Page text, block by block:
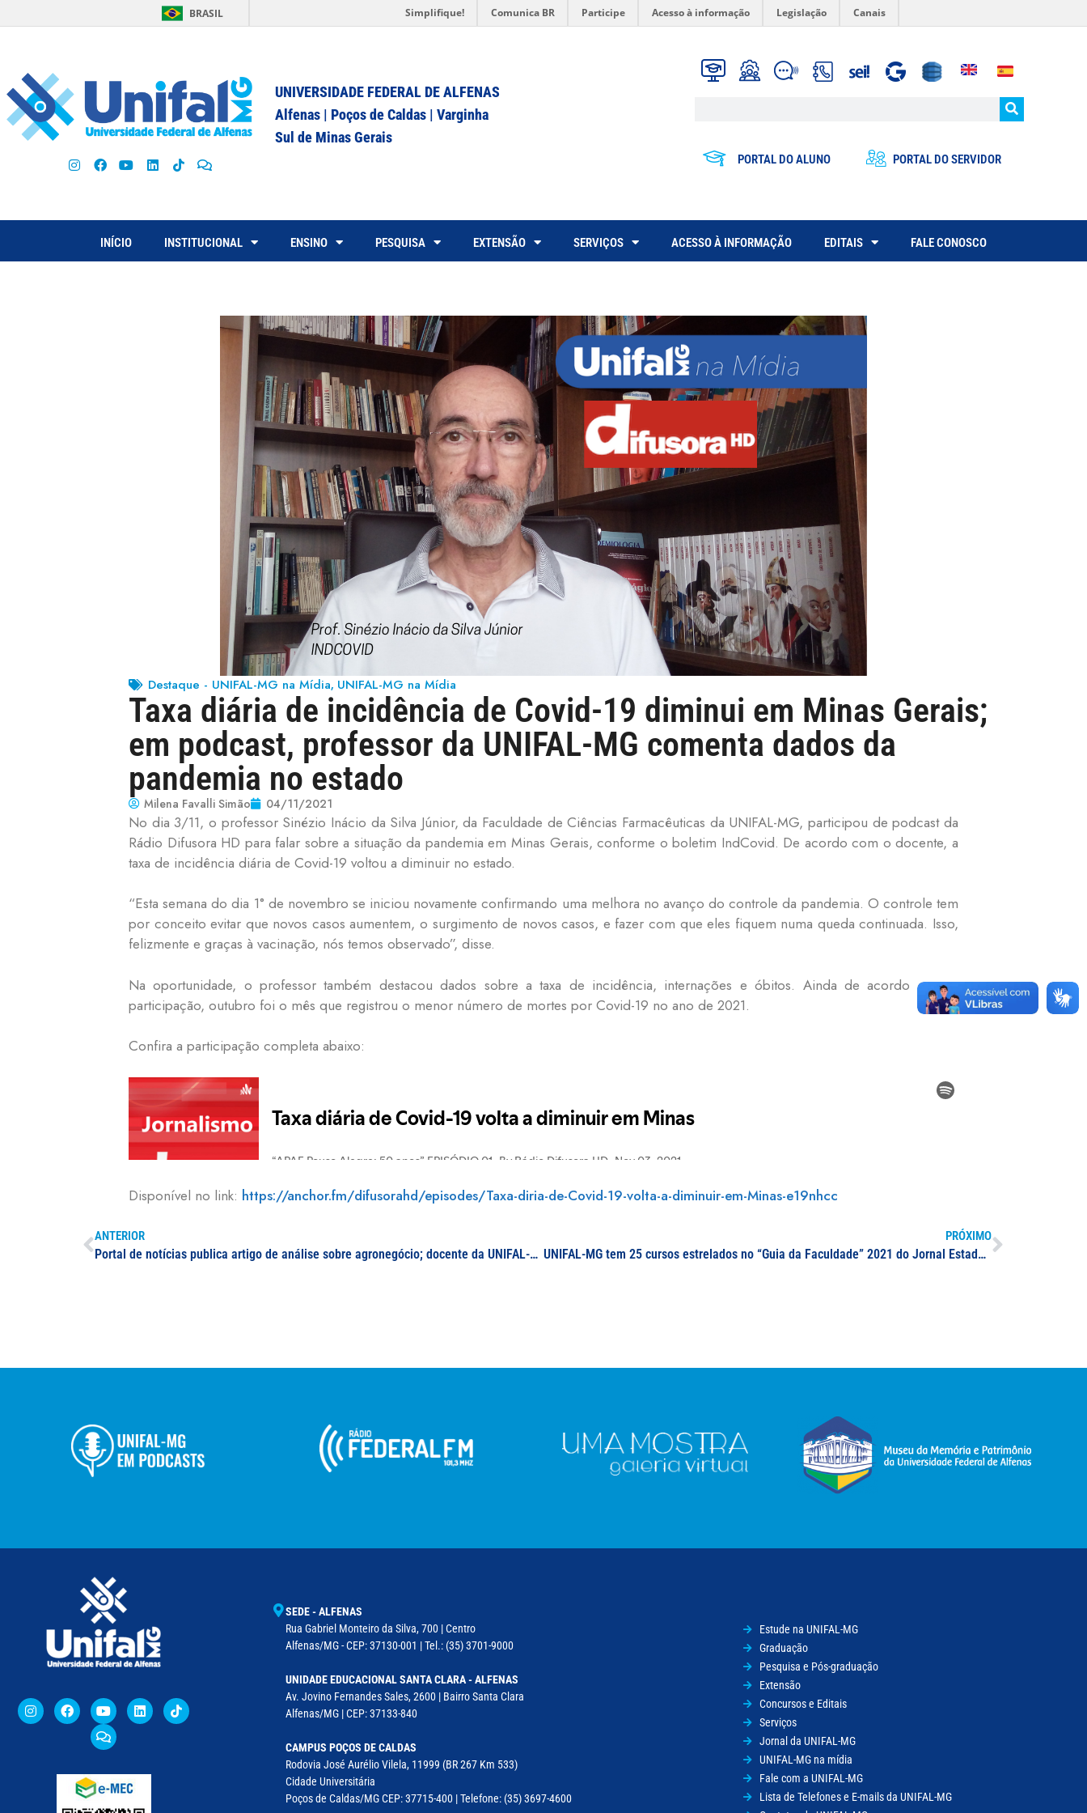
BRASIL Simplifique! Comunica BR Participe Acesso à informação Legislação Canais
UNIVERSIDADE FEDERAL DE ALFENAS
Alfenas | Poços de Caldas | Varginha
Sul de Minas Gerais
PORTAL DO ALUNO PORTAL DO SERVIDOR
INÍCIO INSTITUCIONAL ENSINO PESQUISA EXTENSÃO SERVIÇOS ACESSO À INFORMAÇÃO EDITAIS FALE CONOSCO
Destaque - UNIFAL-MG na Mídia, UNIFAL-MG na Mídia
Taxa diária de incidência de Covid-19 diminui em Minas Gerais;
em podcast, professor da UNIFAL-MG comenta dados da
pandemia no estado
Milena Favalli Simão 04/11/2021
No dia 3/11, o professor Sinézio Inácio da Silva Júnior, da Faculdade de Ciências Farmacêuticas da UNIFAL-MG, participou de podcast da
Rádio Difusora HD para falar sobre a situação da pandemia em Minas Gerais, conforme o boletim IndCovid. De acordo com o docente, a
taxa de incidência diária de Covid-19 voltou a diminuir no estado.
“Esta semana do dia 1° de novembro se iniciou novamente confirmando uma melhora no avanço do controle da pandemia. O controle tem
por conceito evitar que novos casos aumentem, o surgimento de novos casos, e fazer com que eles fiquem numa queda continuada. Isso,
felizmente e graças à vacinação, nós temos observado”, disse.
Na oportunidade, o professor também destacou dados sobre a taxa de incidência, internações e óbitos. Ainda de acordo com a
participação, outubro foi o mês que registrou o menor número de mortes por Covid-19 no ano de 2021.
Confira a participação completa abaixo:
Disponível no link: https://anchor.fm/difusorahd/episodes/Taxa-diria-de-Covid-19-volta-a-diminuir-em-Minas-e19nhcc
ANTERIOR
Portal de notícias publica artigo de análise sobre agronegócio; docente da UNIFAL-MG é um dos autores do texto
PRÓXIMO
UNIFAL-MG tem 25 cursos estrelados no “Guia da Faculdade” 2021 do Jornal Estadão; ranking aponta 88% dos cursos da Universidade como excelentes ou muito bons
SEDE - ALFENAS
Rua Gabriel Monteiro da Silva, 700 | Centro
Alfenas/MG - CEP: 37130-001 | Tel.: (35) 3701-9000
UNIDADE EDUCACIONAL SANTA CLARA - ALFENAS
Av. Jovino Fernandes Sales, 2600 | Bairro Santa Clara
Alfenas/MG | CEP: 37133-840
CAMPUS POÇOS DE CALDAS
Rodovia José Aurélio Vilela, 11999 (BR 267 Km 533)
Cidade Universitária
Poços de Caldas/MG CEP: 37715-400 | Telefone: (35) 3697-4600
Estude na UNIFAL-MG
Graduação
Pesquisa e Pós-graduação
Extensão
Concursos e Editais
Serviços
Jornal da UNIFAL-MG
UNIFAL-MG na mídia
Fale com a UNIFAL-MG
Lista de Telefones e E-mails da UNIFAL-MG